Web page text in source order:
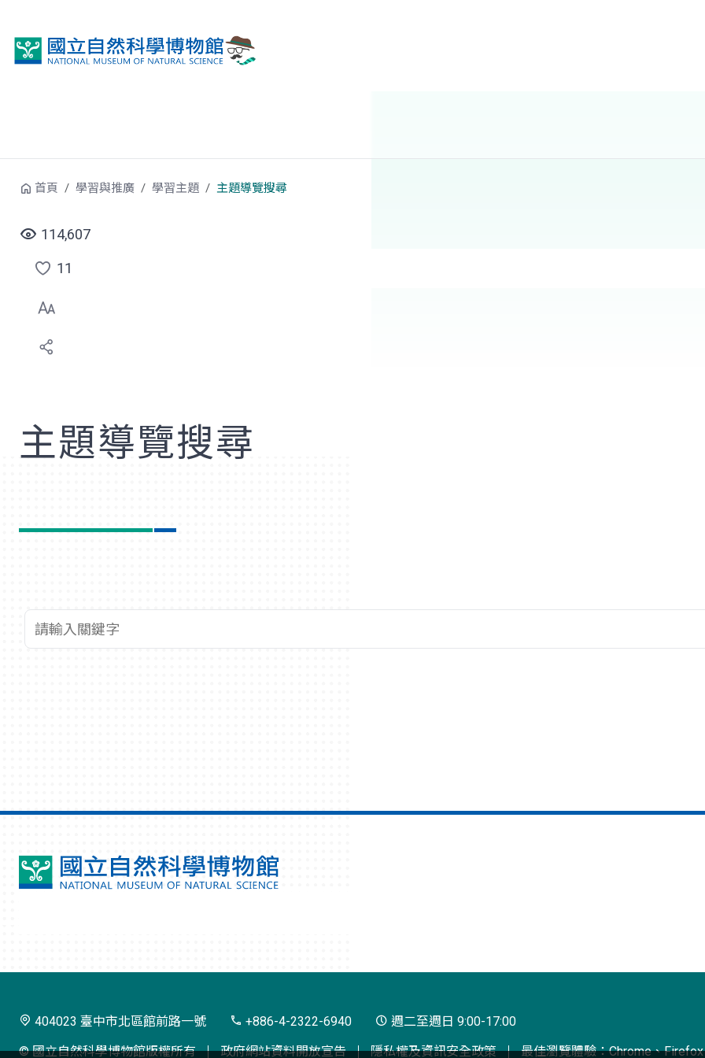
首頁 學習與推廣 學習主題 主題導覽搜尋
114,607
點
選
喜
11
主題導覽搜尋
查詢關鍵字
國
404023 臺中市北區館前路一號 +886-4-2322-6940
週二至週日 9:00-17:00
© 國立自然科學博物館版權所有
政府網站資料開放宣告 隱私權及資訊安全政策 最佳瀏覽體驗：Chrome、